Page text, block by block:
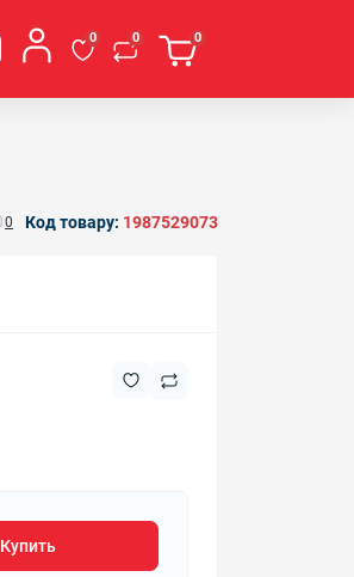
0 0 0
0 Код товару: 1987529073
Купить